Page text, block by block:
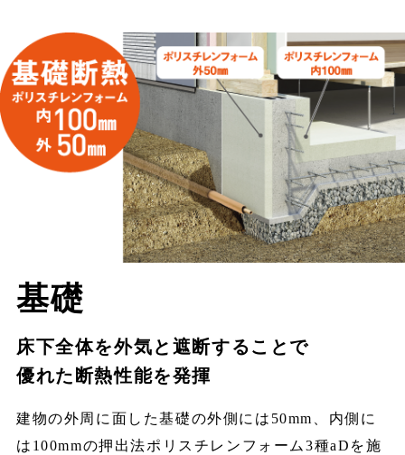
基礎
床下全体を外気と遮断することで
優れた断熱性能を発揮
建物の外周に面した基礎の外側には50mm、内側に
は100mmの押出法ポリスチレンフォーム3種aDを施